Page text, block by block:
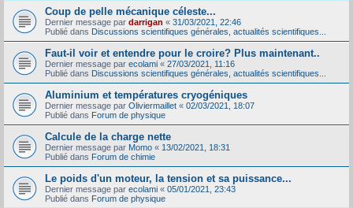
Coup de pelle mécanique céleste...
Dernier message par darrigan « 31/03/2021, 22:46
Publié dans Discussions scientifiques générales, actualités scientifiques...
Faut-il voir et entendre pour le croire? Plus maintenant..
Dernier message par ecolami « 27/03/2021, 11:16
Publié dans Discussions scientifiques générales, actualités scientifiques...
Aluminium et températures cryogéniques
Dernier message par Oliviermaillet « 02/03/2021, 18:07
Publié dans Forum de physique
Calcule de la charge nette
Dernier message par Momo « 13/02/2021, 18:31
Publié dans Forum de chimie
Le poids d'un moteur, la tension et sa puissance...
Dernier message par ecolami « 05/01/2021, 23:43
Publié dans Forum de physique